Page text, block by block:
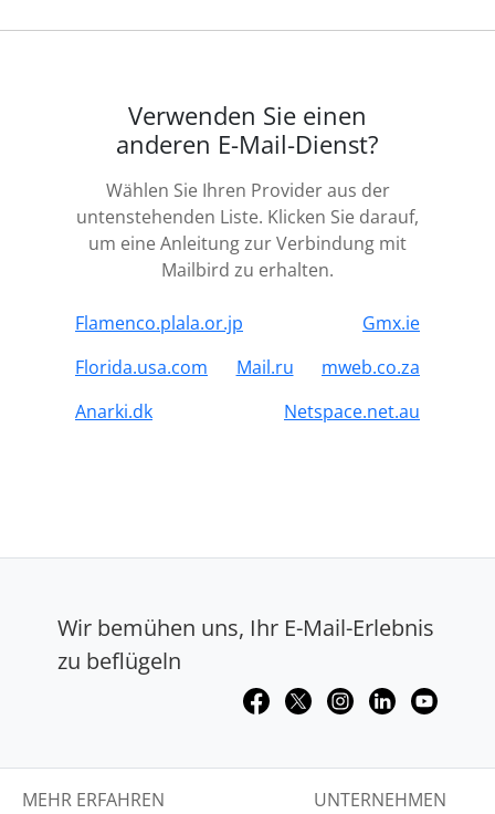
Verwenden Sie einen
anderen E-Mail-Dienst?
Wählen Sie Ihren Provider aus der
untenstehenden Liste. Klicken Sie darauf,
um eine Anleitung zur Verbindung mit
Mailbird zu erhalten.
Flamenco.plala.or.jp
Gmx.ie
Florida.usa.com
Mail.ru
mweb.co.za
Anarki.dk
Netspace.net.au
Wir bemühen uns, Ihr E-Mail-Erlebnis
zu beflügeln
MEHR ERFAHREN UNTERNEHMEN